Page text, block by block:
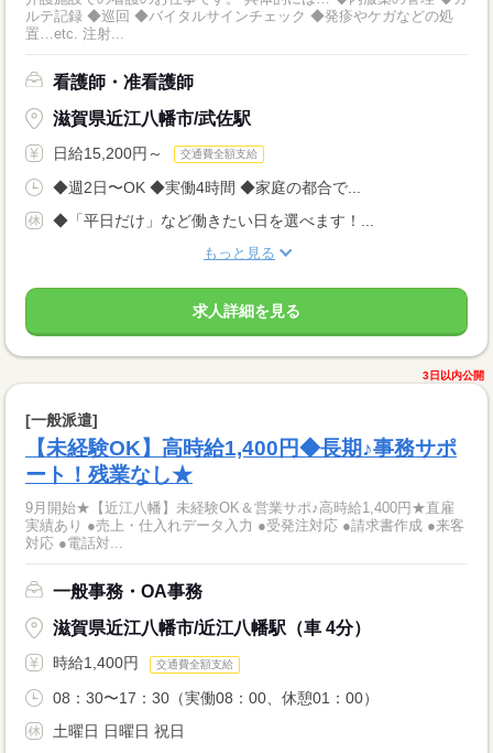
ルテ記録 ◆巡回 ◆バイタルサインチェック ◆発疹やケガなどの処
置…etc. 注射...
看護師・准看護師
滋賀県近江八幡市/武佐駅
日給15,200円～ 交通費全額支給
◆週2日〜OK ◆実働4時間 ◆家庭の都合で...
◆「平日だけ」など働きたい日を選べます！...
もっと見る
求人詳細を見る
3日以内公開
[一般派遣]
【未経験OK】高時給1,400円◆長期♪事務サポ
ート！残業なし★
9月開始★【近江八幡】未経験OK＆営業サポ♪高時給1,400円★直雇
実績あり ●売上・仕入れデータ入力 ●受発注対応 ●請求書作成 ●来客
対応 ●電話対...
一般事務・OA事務
滋賀県近江八幡市/近江八幡駅（車 4分）
時給1,400円 交通費全額支給
08：30〜17：30（実働08：00、休憩01：00）
土曜日 日曜日 祝日